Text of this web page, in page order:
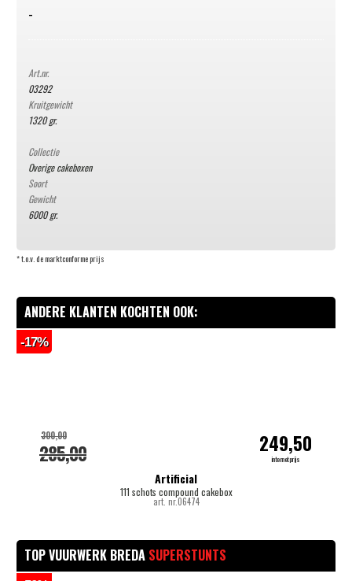
-
Art.nr.
03292
Kruitgewicht
1320 gr.
Collectie
Overige cakeboxen
Soort
Gewicht
6000 gr.
* t.o.v. de marktconforme prijs
ANDERE KLANTEN KOCHTEN OOK:
Artificial
111 schots compound cakebox
art. nr.06474
285,00
300,00 249,50
internetprijs
-17%
TOP VUURWERK BREDA SUPERSTUNTS